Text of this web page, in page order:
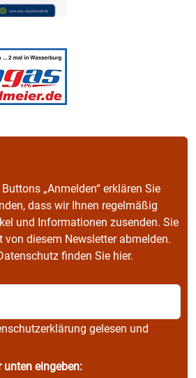
„Anmelden“ erklären Sie
dass wir Ihnen regelmäßig
und Informationen zusenden. Sie
von diesem Newsletter abmelden.
finden Sie hier.
gelesen und
unten eingeben: